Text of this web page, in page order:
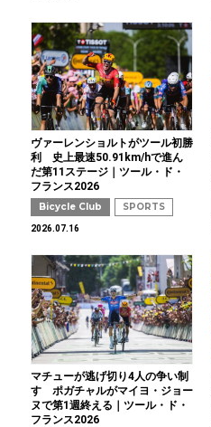
ヴァーレンショルトがツール初勝
利 史上最速50.91km/hで進ん
だ第11ステージ｜ツール・ド・
フランス2026
Bicycle Club SPORTS
2026.07.16
マチューが逃げ切り4人の争い制
す ポガチャルがマイヨ・ジョー
ヌで第1週終える｜ツール・ド・
フランス2026